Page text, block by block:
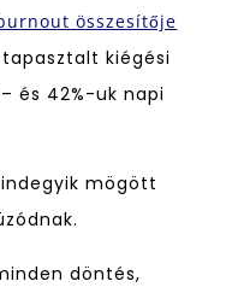
összesítője
kiégési
és 42%-uk napi
mögött
döntés,